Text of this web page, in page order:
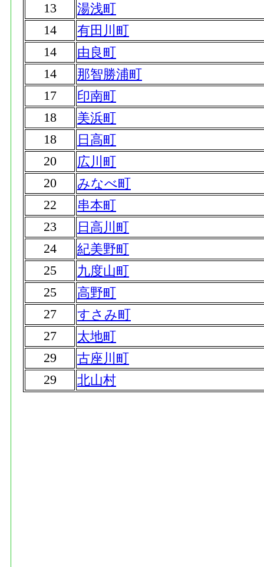
13
湯浅町
14
有田川町
14
由良町
14
那智勝浦町
17
印南町
18
美浜町
18
日高町
20
広川町
20
みなべ町
22
串本町
23
日高川町
24
紀美野町
25
九度山町
25
高野町
27
すさみ町
27
太地町
29
古座川町
29
北山村